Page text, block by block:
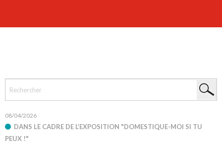
08/04/2026
DANS LE CADRE DE L’EXPOSITION "DOMESTIQUE-MOI SI TU
PEUX !"